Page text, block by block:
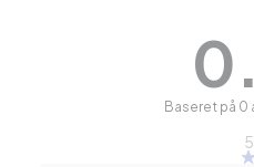
Baseret på 0
5